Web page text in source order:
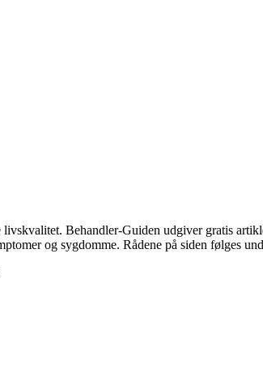
Behandler-Guiden udgiver gratis
og sygdomme. Rådene på siden følges